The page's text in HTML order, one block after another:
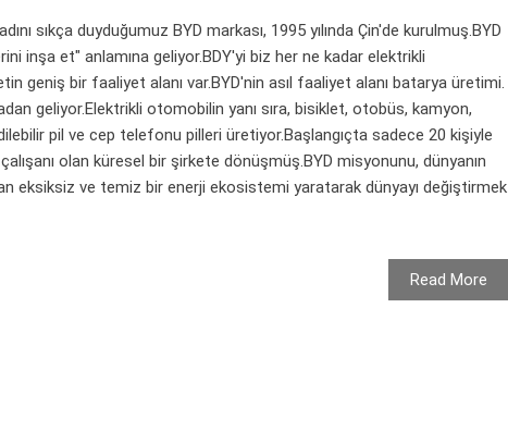
sıkça duyduğumuz BYD markası, 1995 yılında Çin'de kurulmuş.BYD
inşa et" anlamına geliyor.BDY'yi biz her ne kadar elektrikli
geniş bir faaliyet alanı var.BYD'nin asıl faaliyet alanı batarya üretimi.
geliyor.Elektrikli otomobilin yanı sıra, bisiklet, otobüs, kamyon,
pil ve cep telefonu pilleri üretiyor.Başlangıçta sadece 20 kişiyle
olan küresel bir şirkete dönüşmüş.BYD misyonunu, dünyanın
eksiksiz ve temiz bir enerji ekosistemi yaratarak dünyayı değiştirmek
Read More